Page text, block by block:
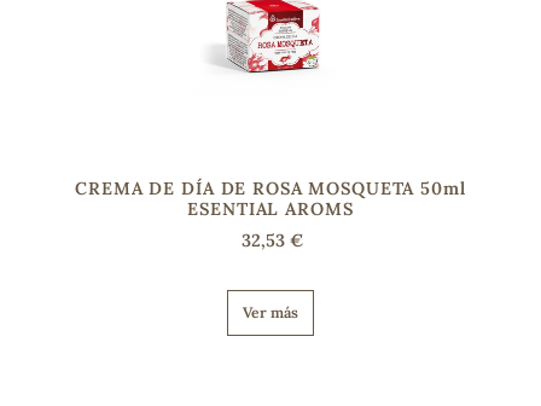
CREMA DE DÍA DE ROSA MOSQUETA 50ml
ESENTIAL AROMS
32,53 €
Ver más